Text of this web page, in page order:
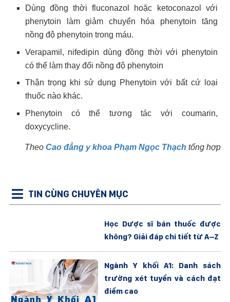
Dùng đồng thời fluconazol hoặc ketoconazol với
phenytoin làm giảm chuyển hóa phenytoin tăng
nồng độ phenytoin trong máu.
Verapamil, nifedipin dùng đồng thời với phenytoin
có thể làm thay đổi nồng độ phenytoin
Thận trọng khi sử dụng Phenytoin với bất cứ loại
thuốc nào khác.
Phenytoin có thể tương tác với coumarin,
doxycycline.
TheoCao đẳng y khoa Phạm Ngọc Thạch tổng hợp
TIN CÙNG CHUYÊN MỤC
Học Dược sĩ bán thuốc được
không? Giải đáp chi tiết từ A–Z
Ngành Y khối A1: Danh sách
trường xét tuyển và cách đạt
điểm cao